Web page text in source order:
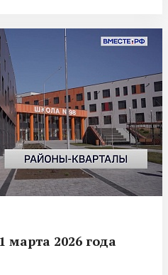
марта 2026 года